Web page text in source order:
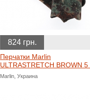
824 грн.
Перчатки Marlin
ULTRASTRETCH BROWN
Marlin, Украина